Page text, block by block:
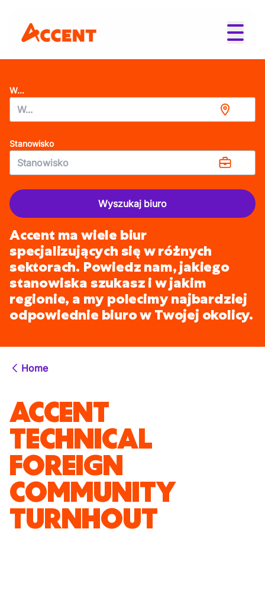
W...
Stanowisko
Wyszukaj biuro
Accent ma wiele biur
specjalizujących się w różnych
sektorach. Powiedz nam, jakiego
stanowiska szukasz i w jakim
regionie, a my polecimy najbardziej
odpowiednie biuro w Twojej okolicy.
Home
ACCENT
TECHNICAL
FOREIGN
COMMUNITY
TURNHOUT